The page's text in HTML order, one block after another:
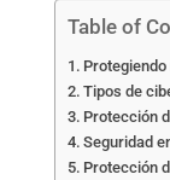
Table of
Tipos de
Protección
Seguridad
Protección